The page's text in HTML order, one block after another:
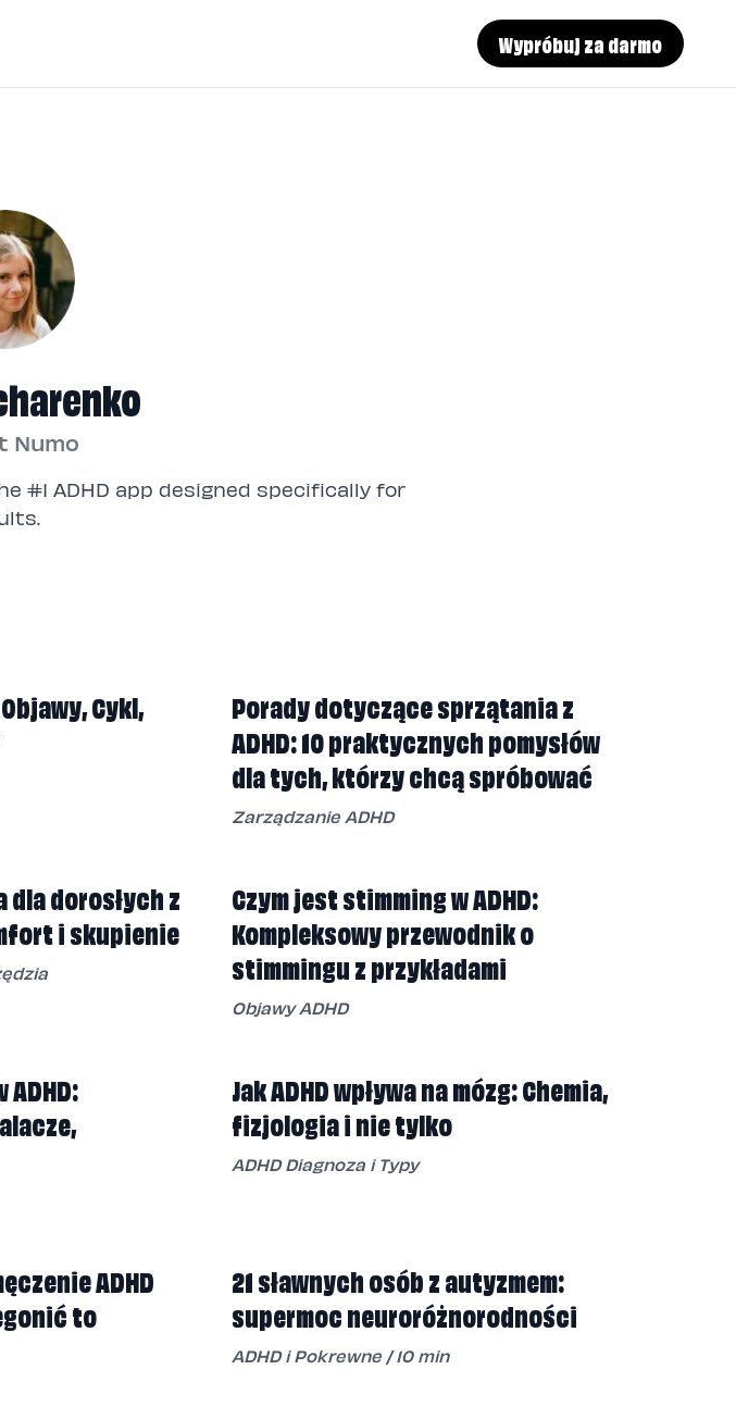
Wypróbuj za darmo
Numo
#1 ADHD app designed specifically for
Cykl,
Porady dotyczące sprzątania z
ADHD: 10 praktycznych pomysłów
dla tych, którzy chcą spróbować
Zarządzanie ADHD
dla dorosłych z
i skupienie
Czym jest stimming w ADHD:
Kompleksowy przewodnik o
stimmingu z przykładami
Objawy ADHD
Jak ADHD wpływa na mózg: Chemia,
fizjologia i nie tylko
ADHD Diagnoza i Typy
ADHD
to
21 sławnych osób z autyzmem:
supermoc neuroróżnorodności
ADHD i Pokrewne /10 min